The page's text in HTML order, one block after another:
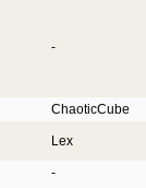
-
ChaoticCube
Lex
-